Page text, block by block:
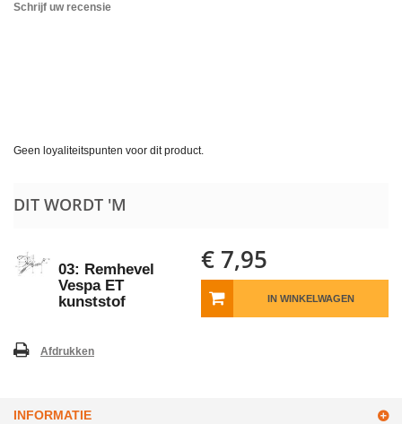
Schrijf uw recensie
Geen loyaliteitspunten voor dit product.
DIT WORDT 'M
03: Remhevel
Vespa ET
kunststof
€ 7,95
IN WINKELWAGEN
Afdrukken
INFORMATIE